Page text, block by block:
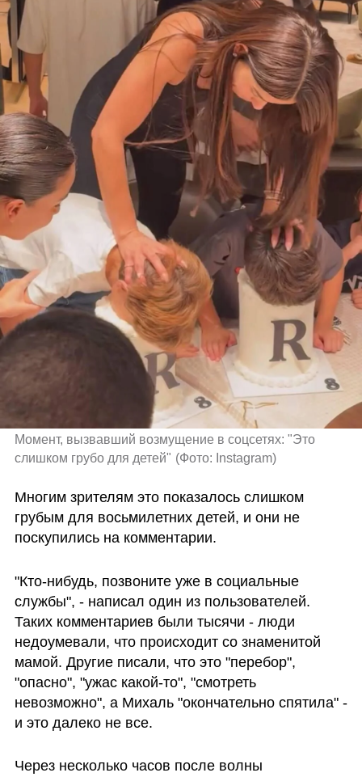
Момент, вызвавший возмущение в соцсетях: "Это
слишком грубо для детей" (Фото: Instagram)
Многим зрителям это показалось слишком
грубым для восьмилетних детей, и они не
поскупились на комментарии.
"Кто-нибудь, позвоните уже в социальные
службы", - написал один из пользователей.
Таких комментариев были тысячи - люди
недоумевали, что происходит со знаменитой
мамой. Другие писали, что это "перебор",
"опасно", "ужас какой-то", "смотреть
невозможно", а Михаль "окончательно спятила" -
и это далеко не все.
Через несколько часов после волны